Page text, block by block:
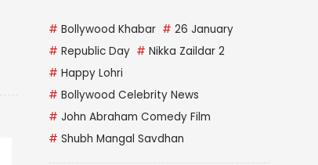
# Bollywood Khabar # 26 January
# Republic Day # Nikka Zaildar 2
# Happy Lohri
# Bollywood Celebrity News
# John Abraham Comedy Film
# Shubh Mangal Savdhan